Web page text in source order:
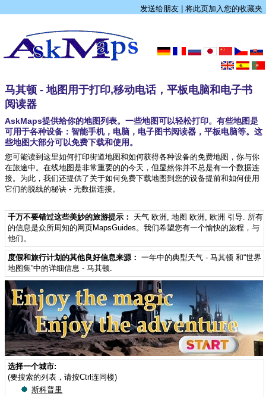
发送给朋友 将此页加入您的收藏夹
马其顿 - 地图用于打印,移动电话，平板电脑和电子书
阅读器
AskMaps提供给你的地图列表。一些地图可以轻松打印。有些地图是
可用于各种设备：智能手机，电脑，电子图书阅读器，平板电脑等。这
些地图大部分可以免费下载和使用。
您可能读到这里如何打印街道地图和如何获得各种设备的免费地图，你与你
在旅途中。在线地图是非常重要的的今天，但显然你并不总是有一个数据连
接。为此，我们还提供了关于如何免费下载地图到您的设备提前和如何使用
它们的脱线的秘诀 - 无数据连接。
千万不要错过这些美妙的旅游提示： 天气 欧洲 ,地图 欧洲 ,欧洲 引导. 所有
的信息是众所周知的网页MapsGuides。我们希望您有一个愉快的旅程，与
他们。
度假和旅行计划的其他良好信息来源： 一年中的典型天气 - 马其顿 和“世界
地图集”中的详细信息 - 马其顿.
选择一个城市:
(要搜索的列表，请按Ctrl连同楼)
斯科普里